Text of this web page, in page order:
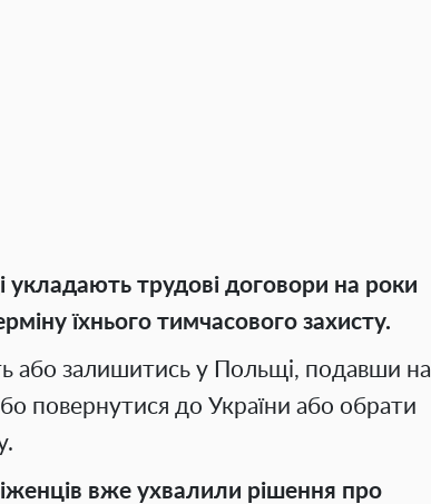
укладають трудові договори на роки
їхнього тимчасового захисту.
або залишитись у Польщі, подавши на
повернутися до України або обрати
вже ухвалили рішення про